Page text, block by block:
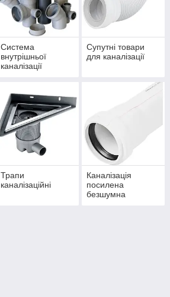
Система
внутрішньої
каналізації
Супутні товари
для каналізації
Трапи
каналізаційні
Каналізація
посилена
безшумна